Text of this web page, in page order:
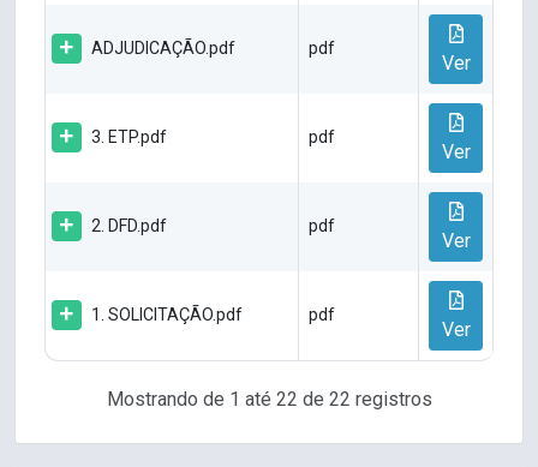
ADJUDICAÇÃO.pdf pdf
Ver
3. ETP.pdf pdf
Ver
2. DFD.pdf pdf
Ver
1. SOLICITAÇÃO.pdf pdf
Ver
Mostrando de 1 até 22 de 22 registros